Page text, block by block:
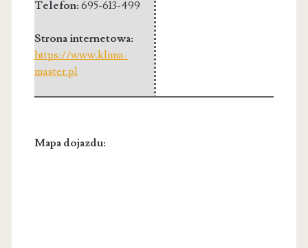
Telefon: 695-613-499
Strona internetowa:
https://www.klima-
master.pl
Mapa dojazdu: